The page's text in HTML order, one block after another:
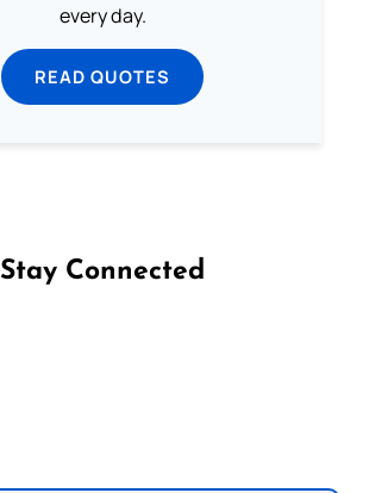
every day.
READ QUOTES
Stay Connected